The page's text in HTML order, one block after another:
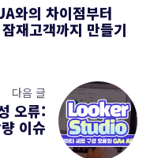
와의 차이점부터
재고객까지 만들기
다음 글
오류:
이슈